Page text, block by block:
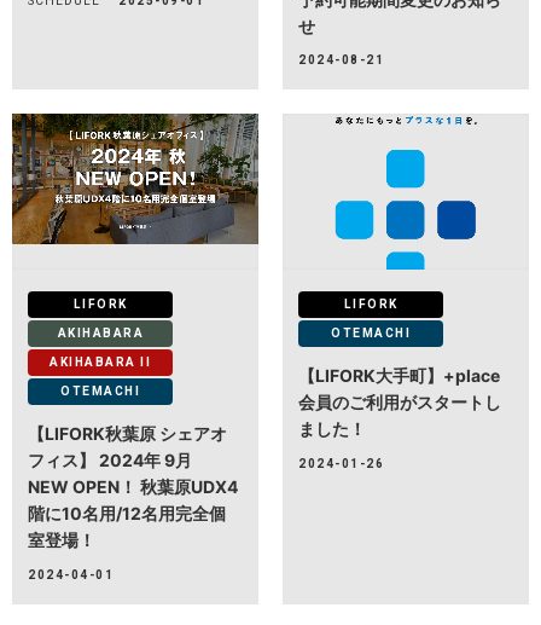
WITHyou WITHyou企画
せ
2024-08-21
LIFORK
AKIHABARA
AKIHABARA II
OTEMACHI
【LIFORK秋葉原 シェアオ
フィス】 2024年 9月
NEW OPEN！ 秋葉原UDX4
階に10名用/12名用完全個
室登場！
2024-04-01
LIFORK
OTEMACHI
【LIFORK大手町】+place
会員のご利用がスタートし
ました！
2024-01-26